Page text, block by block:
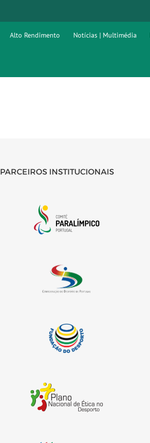
Alto Rendimento Notícias | Multimédia
PARCEIROS INSTITUCIONAIS